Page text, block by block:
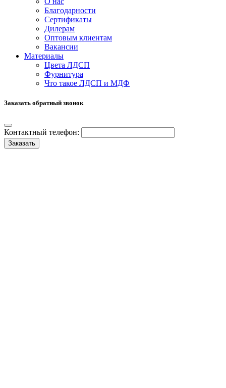
Благодарности
Сертификаты
Дилерам
Оптовым клиентам
Вакансии
Материалы
Цвета ЛДСП
Фурнитура
Что такое ЛДСП и МДФ
Заказать обратный звонок
Контактный телефон:
Заказать